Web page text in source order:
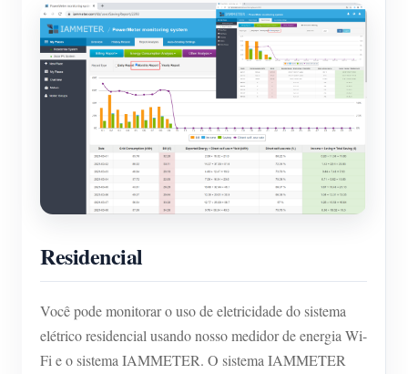
Residencial
Você pode monitorar o uso de eletricidade do sistema
elétrico residencial usando nosso medidor de energia Wi-
Fi e o sistema IAMMETER. O sistema IAMMETER